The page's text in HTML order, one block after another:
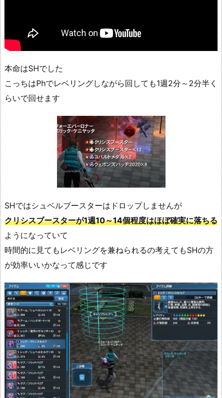
本命はSHでした
こっちはPhでレベリングしながら回しても1週2分～2分半く
らいで回せます
SHではシュベルブースターはドロップしませんが
クリシスブースターが1週10～14個程度はほぼ確実に落ちる
ようになっていて
時間的に見てもレベリングを兼ねられるの考えてもSHの方
が効率いいかなって感じです